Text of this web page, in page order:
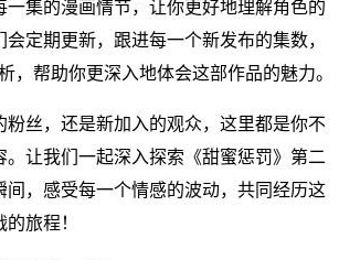
一集的漫画情节，让你更好地理解角色的
定期更新，跟进每一个新发布的集数，
，帮助你更深入地体会这部作品的魅力。
粉丝，还是新加入的观众，这里都是你不
。让我们一起深入探索《甜蜜惩罚》第二
间，感受每一个情感的波动，共同经历这
旅程！